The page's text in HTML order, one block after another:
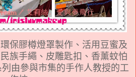
保膠樽燈罩製作、活用豆蜜及
族手繩、皮雕匙扣、香薰蚊怕
由參與市集的手作人教授的工